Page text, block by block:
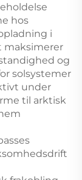
hos
i
maksimerer
og
solsystemer
under
til arktisk